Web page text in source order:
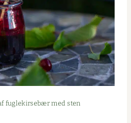
fuglekirse­bær med sten